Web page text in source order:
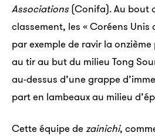
Associations(Conifa). Au bout
classement, les « Coréens
par exemple de ravir la
au tir au but du milieu Tong
au-dessus d’une grappe
part en lambeaux au milieu
Cette équipe de zainichi,